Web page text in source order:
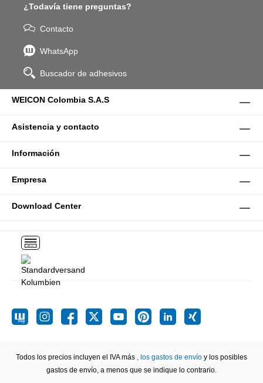
¿Todavía tiene preguntas?
Contacto
WhatsApp
Buscador de adhesivos
WEICON Colombia S.A.S
Asistencia y contacto
Información
Empresa
Download Center
Todos los precios incluyen el IVA más , los gastos de envío y los posibles
gastos de envío, a menos que se indique lo contrario.